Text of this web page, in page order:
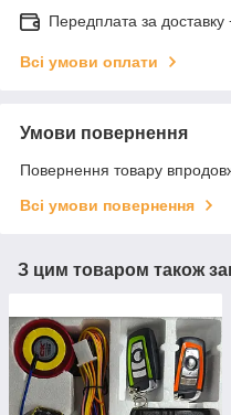
Передплата за
Всі умови оплати
Умови повернення
Повернення товару
Всі умови повернення
З цим товаром також